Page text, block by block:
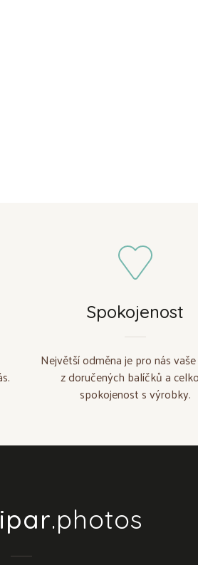
Spokojenost
Největší odměna je pro nás
z doručených balíčků a
spokojenost s výrobky.
.photos